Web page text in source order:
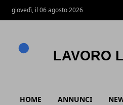
giovedì, il 06 agosto 2026
HOME ANNUNCI